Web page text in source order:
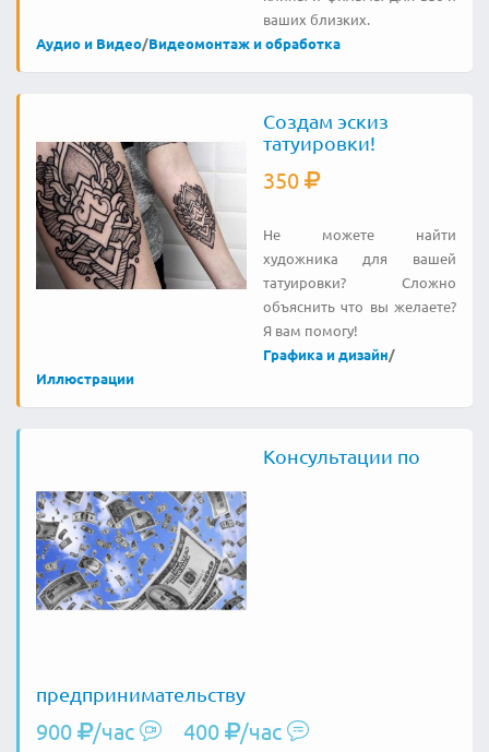
ваших близких.
Аудио и Видео/Видеомонтаж и обработка
Создам эскиз
татуировки!
350
Не можете найти
художника для вашей
татуировки? Сложно
объяснить что вы желаете?
Я вам помогу!
Графика и дизайн/
Иллюстрации
Консультации по
предпринимательству
900 /час 400 /час